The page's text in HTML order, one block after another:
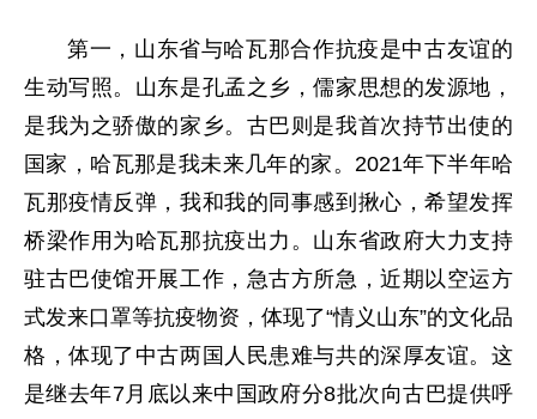
第一，山东省与哈瓦那合作抗疫是中古友谊的
生动写照。山东是孔孟之乡，儒家思想的发源地，
是我为之骄傲的家乡。古巴则是我首次持节出使的
国家，哈瓦那是我未来几年的家。2021年下半年哈
瓦那疫情反弹，我和我的同事感到揪心，希望发挥
桥梁作用为哈瓦那抗疫出力。山东省政府大力支持
驻古巴使馆开展工作，急古方所急，近期以空运方
式发来口罩等抗疫物资，体现了“情义山东”的文化品
格，体现了中古两国人民患难与共的深厚友谊。这
是继去年7月底以来中国政府分8批次向古巴提供呼